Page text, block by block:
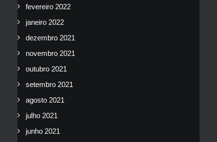
fevereiro 2022
janeiro 2022
dezembro 2021
novembro 2021
outubro 2021
setembro 2021
agosto 2021
julho 2021
junho 2021